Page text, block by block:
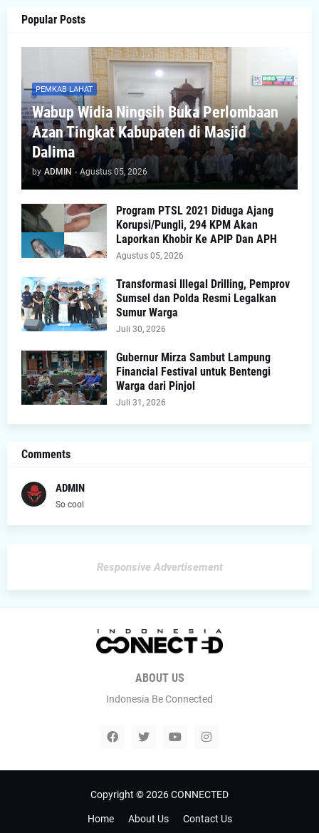
Popular Posts
PEMKAB LAHAT
Wabup Widia Ningsih Buka Perlombaan
Azan Tingkat Kabupaten di Masjid
Dalima
by ADMIN - Agustus 05, 2026
Program PTSL 2021 Diduga Ajang
Korupsi/Pungli, 294 KPM Akan
Laporkan Khobir Ke APIP Dan APH
Agustus 05, 2026
Transformasi Illegal Drilling, Pemprov
Sumsel dan Polda Resmi Legalkan
Sumur Warga
Juli 30, 2026
Gubernur Mirza Sambut Lampung
Financial Festival untuk Bentengi
Warga dari Pinjol
Juli 31, 2026
Comments
ADMIN
So cool
Responsive Advertisement
ABOUT US
Indonesia Be Connected
Copyright ©2026CONNECTED
Home About Us Contact Us